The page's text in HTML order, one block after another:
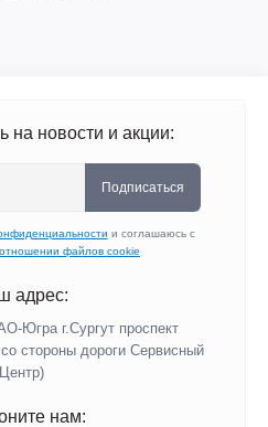
на новости и акции:
Подписаться
и соглашаюсь с
файлов cookie
адрес:
Югра г.Сургут проспект
стороны дороги Сервисный
Центр)
нам: